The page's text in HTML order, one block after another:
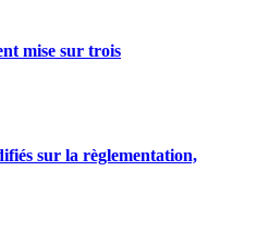
mise sur trois
sur la règlementation,